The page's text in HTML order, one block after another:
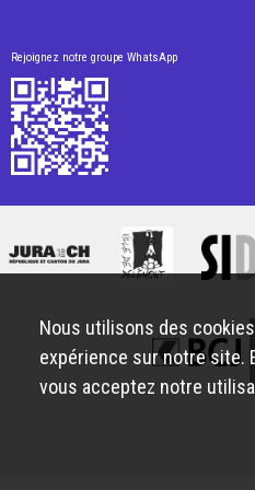
Rejoignez notre groupe WhatsApp
Nous utilisons des
expérience sur notre site.
vous acceptez notre